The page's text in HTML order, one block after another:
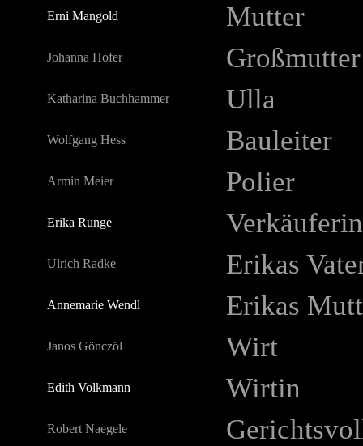
Erni Mangold Mutter
Johanna Hofer Großmutter
Katharina Buchhammer Ulla
Wolfgang Hess Bauleiter
Armin Meier Polier
Erika Runge Verkäuferin
Ulrich Radke Erikas
Annemarie Wendl Erikas
Janos Gönczöl Wirt
Edith Volkmann Wirtin
Robert Naegele